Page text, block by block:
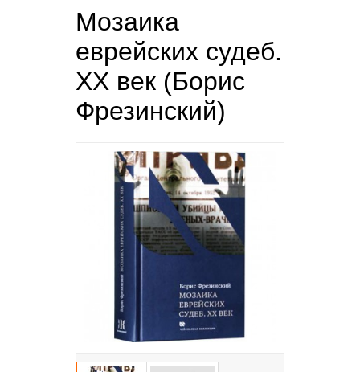
Мозаика
еврейских судеб.
ХХ век (Борис
Фрезинский)